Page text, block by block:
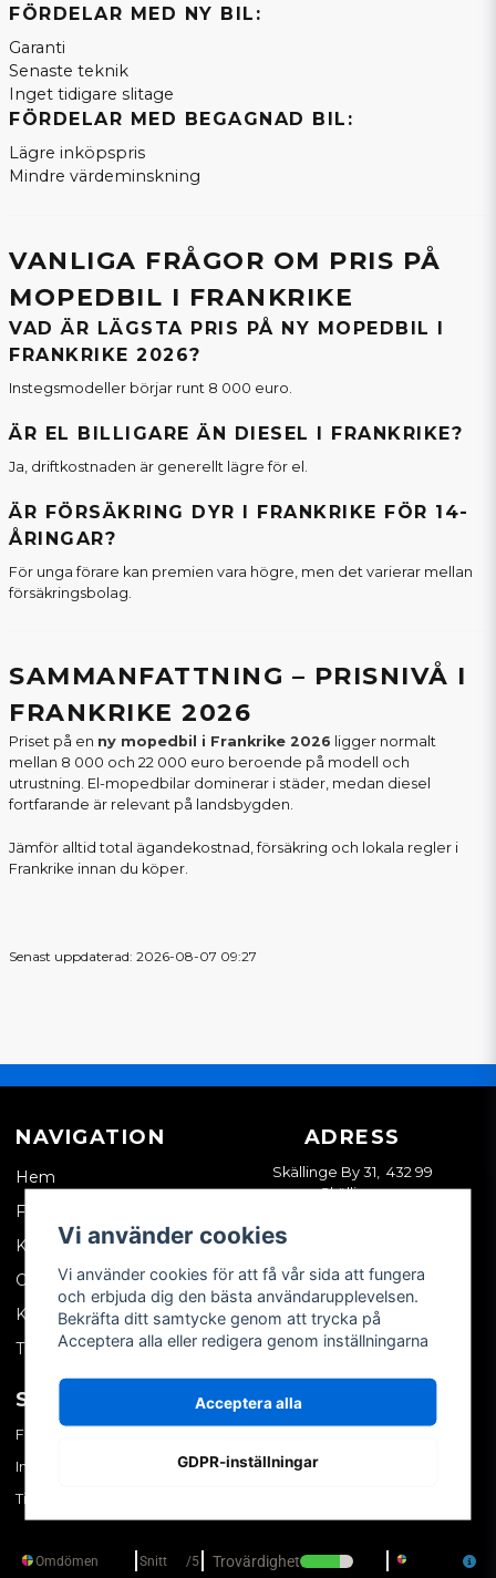
FÖRDELAR MED NY BIL:
Garanti
Senaste teknik
Inget tidigare slitage
FÖRDELAR MED BEGAGNAD BIL:
Lägre inköpspris
Mindre värdeminskning
VANLIGA FRÅGOR OM PRIS PÅ
MOPEDBIL I FRANKRIKE
VAD ÄR LÄGSTA PRIS PÅ NY MOPEDBIL I
FRANKRIKE 2026?
Instegsmodeller börjar runt 8 000 euro.
ÄR EL BILLIGARE ÄN DIESEL I FRANKRIKE?
Ja, driftkostnaden är generellt lägre för el.
ÄR FÖRSÄKRING DYR I FRANKRIKE FÖR 14-
ÅRINGAR?
För unga förare kan premien vara högre, men det varierar mellan
försäkringsbolag.
SAMMANFATTNING – PRISNIVÅ I
FRANKRIKE 2026
Priset på en ny mopedbil i Frankrike 2026 ligger normalt
mellan 8 000 och 22 000 euro beroende på modell och
utrustning. El-mopedbilar dominerar i städer, medan diesel
fortfarande är relevant på landsbygden.
Jämför alltid total ägandekostnad, försäkring och lokala regler i
Frankrike innan du köper.
Senast uppdaterad: 2026-08-07 09:27
NAVIGATION
Hem
Företagskund
Kontakta oss
Om oss
Köpvillkor
Tips & trix
ADRESS
Skällinge By 31, 432 99
Skällinge
SOCIALA MEDIER
Facebook
Instagram
TikTok
MITT KONTO
Skapa konto
Vi använder cookies
Vi använder cookies för att få vår sida att fungera
och erbjuda dig den bästa användarupplevelsen.
Bekräfta ditt samtycke genom att trycka på
Acceptera alla eller redigera genom inställningarna
Acceptera alla
GDPR-inställningar